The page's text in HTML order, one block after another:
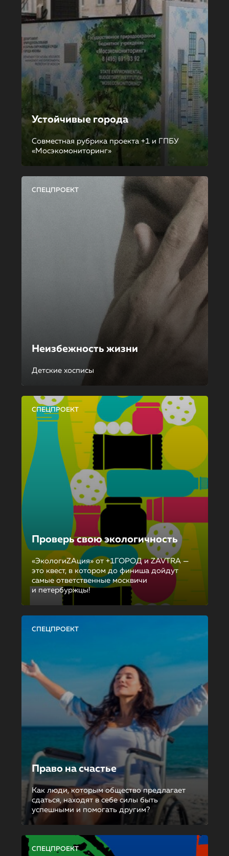
Устойчивые города
Совместная рубрика проекта +1 и ГПБУ
«Мосэкомониторинг»
СПЕЦПРОЕКТ
Неизбежность жизни
Детские хосписы
СПЕЦПРОЕКТ
Проверь свою экологичность
«ЭкологиZAция» от +1ГОРОД и ZAVTRA —
это квест, в котором до финиша дойдут
самые ответственные москвичи
и петербуржцы!
СПЕЦПРОЕКТ
Право на счастье
Как люди, которым общество предлагает
сдаться, находят в себе силы быть
успешными и помогать другим?
СПЕЦПРОЕКТ